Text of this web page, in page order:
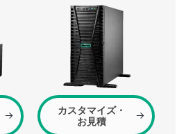
カスタマイズ・
お見積